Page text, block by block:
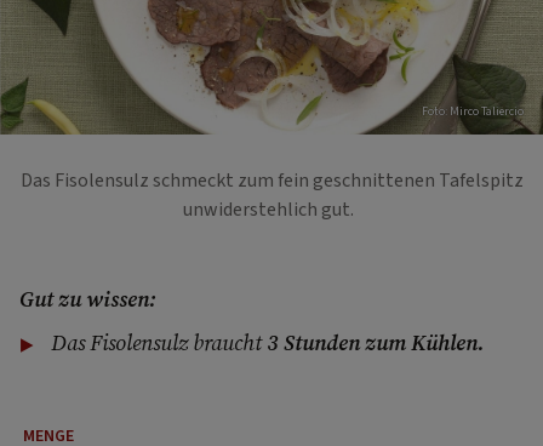
Foto: Mirco Taliercio
Das Fisolensulz schmeckt zum fein geschnittenen Tafelspitz
unwiderstehlich gut.
Gut zu wissen:
Das Fisolensulz braucht3 Stunden zum Kühlen.